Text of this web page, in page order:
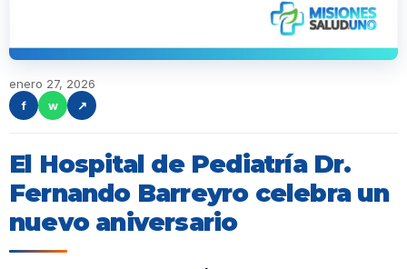
enero 27, 2026
f
w ↗
El Hospital de Pediatría Dr.
Fernando Barreyro celebra un
nuevo aniversario